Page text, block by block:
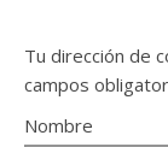
Tu dirección de
campos
Nombre